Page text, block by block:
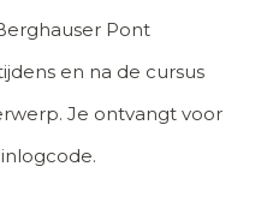
Pont
en na de cursus
Je ontvangt voor